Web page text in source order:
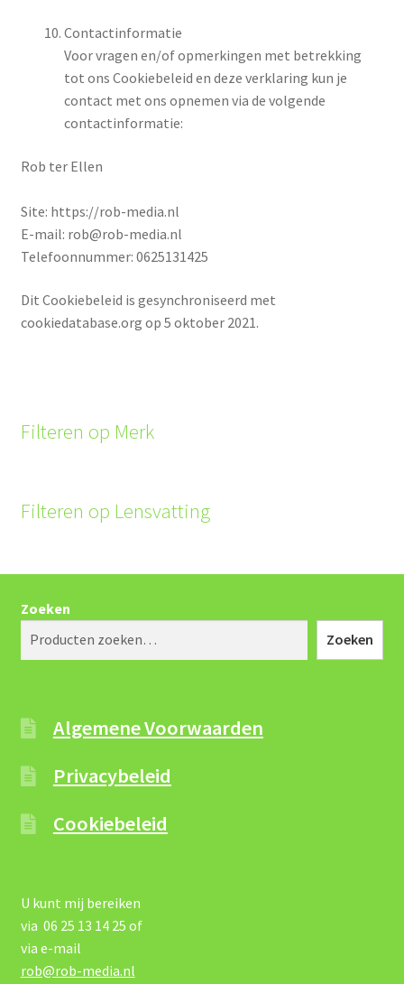
Contactinformatie
Voor vragen en/of opmerkingen met betrekking
tot ons Cookiebeleid en deze verklaring kun je
contact met ons opnemen via de volgende
contactinformatie:
Rob ter Ellen
Site: https://rob-media.nl
E-mail: rob@rob-media.nl
Telefoonnummer: 0625131425
Dit Cookiebeleid is gesynchroniseerd met
cookiedatabase.org op 5 oktober 2021.
Filteren op Merk
Filteren op Lensvatting
Zoeken
Zoeken
Algemene Voorwaarden
Privacybeleid
Cookiebeleid
U kunt mij bereiken
via 06 25 13 14 25 of
via e-mail
rob@rob-media.nl